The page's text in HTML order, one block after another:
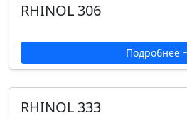
RHINOL 306
Подробнее
RHINOL 333